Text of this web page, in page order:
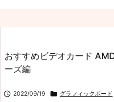
おすすめビデオカード
ーズ編
 2022/09/19  グラフィックボード